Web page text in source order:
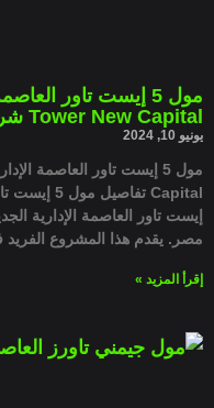
Tower New Capital شركة مقام مصر للتطوير العقاري
يونيو 10, 2024
إيست تاور العاصمة الإدارية
مصر. يقدم هذا المشروع الفريد
إقرأ المزيد »